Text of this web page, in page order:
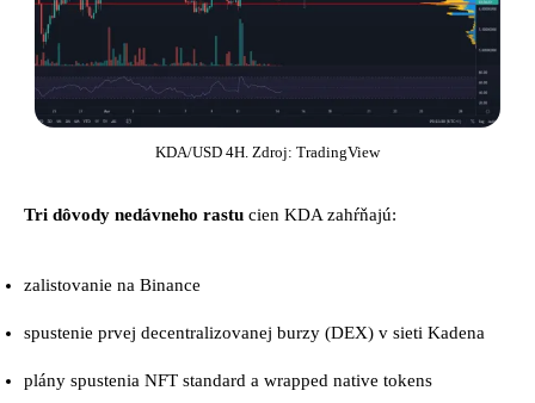
KDA/USD 4H. Zdroj: TradingView
Tri dôvody nedávneho rastu cien KDA zahŕňajú:
zalistovanie na Binance
spustenie prvej decentralizovanej burzy (DEX) v sieti Kadena
plány spustenia NFT standard a wrapped native tokens